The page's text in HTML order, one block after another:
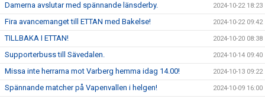
Damerna avslutar med spännande länsderby. 2024-10-22 18:23
Fira avancemanget till ETTAN med Bakelse! 2024-10-22 09:42
TILLBAKA I ETTAN! 2024-10-20 08:38
Supporterbuss till Sävedalen. 2024-10-14 09:40
Missa inte herrarna mot Varberg hemma idag 14.00! 2024-10-13 09:22
Spännande matcher på Vapenvallen i helgen! 2024-10-09 16:00